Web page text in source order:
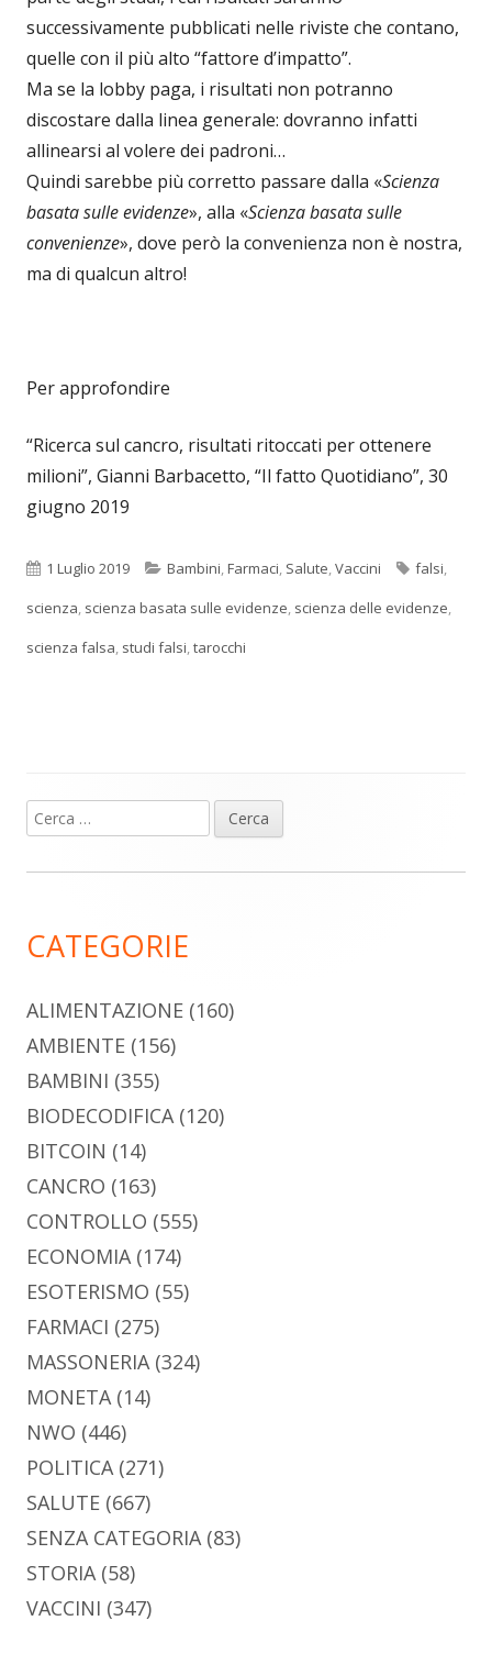
successivamente pubblicati nelle riviste che contano,
quelle con il più alto “fattore d’impatto”.
Ma se la lobby paga, i risultati non potranno
discostare dalla linea generale: dovranno infatti
allinearsi al volere dei padroni…
Quindi sarebbe più corretto passare dalla «Scienza
basata sulle evidenze», alla «Scienza basata sulle
convenienze», dove però la convenienza non è nostra,
ma di qualcun altro!
Per approfondire
“Ricerca sul cancro, risultati ritoccati per ottenere
milioni”, Gianni Barbacetto, “Il fatto Quotidiano”, 30
giugno 2019
Pubblicato
1 Luglio 2019 Categorie
Bambini,Farmaci, Salute,Vaccini Tag
falsi,
scienza, scienza basata sulle evidenze, scienza delle evidenze,
scienza falsa, studi falsi,tarocchi
Barra
laterale
Ricerca
per:
CATEGORIE
ALIMENTAZIONE (160)
AMBIENTE (156)
BAMBINI (355)
BIODECODIFICA(120)
BITCOIN (14)
CANCRO (163)
CONTROLLO (555)
ECONOMIA(174)
ESOTERISMO (55)
FARMACI (275)
MASSONERIA(324)
MONETA(14)
NWO (446)
POLITICA(271)
SALUTE (667)
SENZA CATEGORIA(83)
STORIA(58)
VACCINI (347)